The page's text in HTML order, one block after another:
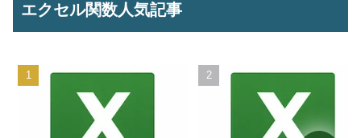
エクセル関数人気記事